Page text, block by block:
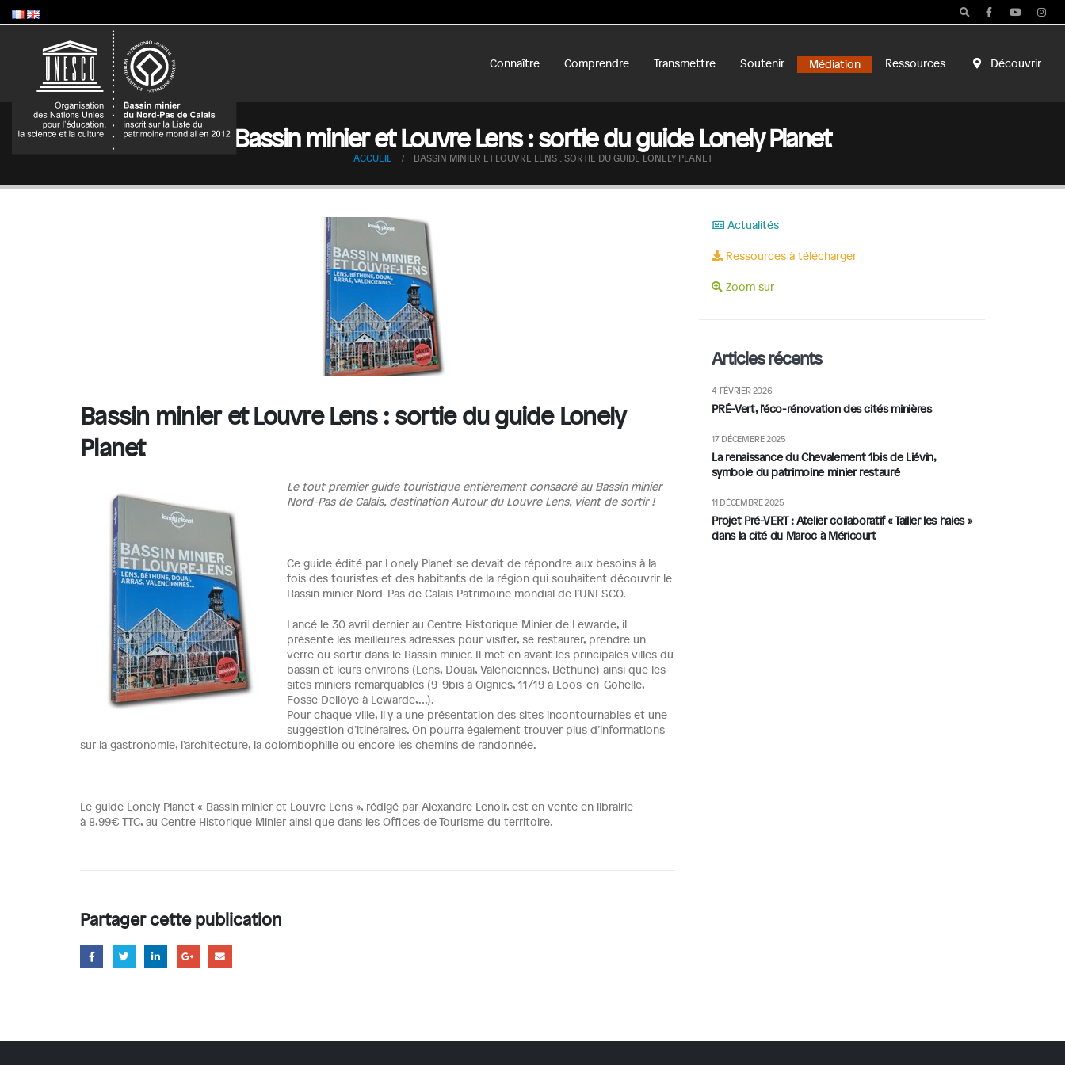
Connaître Comprendre Transmettre Soutenir Médiation Ressources Découvrir
Bassin minier et Louvre Lens : sortie du guide Lonely Planet
ACCUEIL BASSIN MINIER ET LOUVRE LENS : SORTIE DU GUIDE LONELY PLANET
Bassin minier et Louvre Lens : sortie du guide Lonely
Planet
Le tout premier guide touristique entièrement consacré au Bassin minier
Nord-Pas de Calais, destination Autour du Louvre Lens, vient de sortir !
Ce guide édité par Lonely Planet se devait de répondre aux besoins à la
fois des touristes et des habitants de la région qui souhaitent découvrir le
Bassin minier Nord-Pas de Calais Patrimoine mondial de l’UNESCO.
Lancé le 30 avril dernier au Centre Historique Minier de Lewarde, il
présente les meilleures adresses pour visiter, se restaurer, prendre un
verre ou sortir dans le Bassin minier. Il met en avant les principales villes du
bassin et leurs environs (Lens, Douai, Valenciennes, Béthune) ainsi que les
sites miniers remarquables (9-9bis à Oignies, 11/19 à Loos-en-Gohelle,
Fosse Delloye à Lewarde,…).
Pour chaque ville, il y a une présentation des sites incontournables et une
suggestion d’itinéraires. On pourra également trouver plus d’informations
sur la gastronomie, l’architecture, la colombophilie ou encore les chemins de randonnée.
Le guide Lonely Planet « Bassin minier et Louvre Lens », rédigé par Alexandre Lenoir, est en vente en librairie
à 8,99€ TTC, au Centre Historique Minier ainsi que dans les Offices de Tourisme du territoire.
Partager cette publication
Actualités
Ressources à télécharger
Zoom sur
Articles récents
PRÉ-Vert, l’éco-rénovation des cités minières
4 FÉVRIER 2026
La renaissance du Chevalement 1bis de Liévin,
symbole du patrimoine minier restauré
17 DÉCEMBRE 2025
Projet Pré-VERT : Atelier collaboratif « Tailler les haies »
dans la cité du Maroc à Méricourt
11 DÉCEMBRE 2025